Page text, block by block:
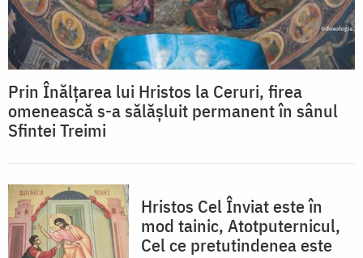
Prin Înălțarea lui Hristos la Ceruri, firea
omenească s-a sălășluit permanent în sânul
Sfintei Treimi
Hristos Cel Înviat este în
mod tainic, Atotputernicul,
Cel ce pretutindenea este